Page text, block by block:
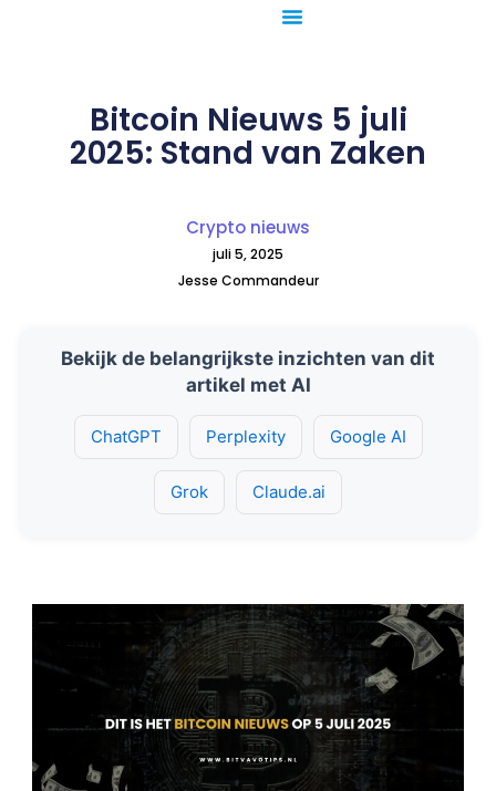
Bitcoin Nieuws 5 juli
2025: Stand van Zaken
Crypto nieuws
juli 5, 2025
Jesse Commandeur
Bekijk de belangrijkste inzichten van dit
artikel met AI
ChatGPT Perplexity Google AI
Grok Claude.ai